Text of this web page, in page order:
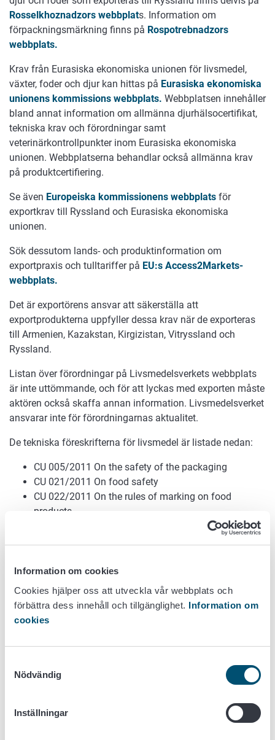
Information om cookies
Cookies hjälper oss att utveckla vår webbplats och
förbättra dess innehåll och tillgänglighet. Information om
cookies
Nödvändig
Inställningar
Rosselkhoznadzors webbplats. Information om
förpackningsmärkning finns på Rospotrebnadzors
webbplats.
Krav från Eurasiska ekonomiska unionen för livsmedel,
växter, foder och djur kan hittas på Eurasiska ekonomiska
unionens kommissions webbplats. Webbplatsen innehåller
bland annat information om allmänna djurhälsocertifikat,
tekniska krav och förordningar samt
veterinärkontrollpunkter inom Eurasiska ekonomiska
unionen. Webbplatserna behandlar också allmänna krav
på produktcertifiering.
Se även Europeiska kommissionens webbplats för
exportkrav till Ryssland och Eurasiska ekonomiska
unionen.
Sök dessutom lands- och produktinformation om
exportpraxis och tulltariffer på EU:s Access2Markets-
webbplats.
Det är exportörens ansvar att säkerställa att
exportprodukterna uppfyller dessa krav när de exporteras
till Armenien, Kazakstan, Kirgizistan, Vitryssland och
Ryssland.
Listan över förordningar på Livsmedelsverkets webbplats
är inte uttömmande, och för att lyckas med exporten måste
aktören också skaffa annan information. Livsmedelsverket
ansvarar inte för förordningarnas aktualitet.
De tekniska föreskrifterna för livsmedel är listade nedan:
CU 005/2011 On the safety of the packaging
CU 021/2011 On food safety
CU 022/2011 On the rules of marking on food
products
CU 023/2011 For juice products from fruits and
vegetable fats and oils
CU 027/2012 On dietetic foods, including dietary
foods for special medical purposes
CU 029/2012 On the safety of food additives,
EaEU 033/2013 On safety of milk and dairy products
products
EaEU 044/2017 On the safety of packaged drinking